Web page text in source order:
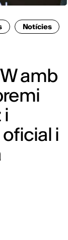
Notícies
amb
i
i